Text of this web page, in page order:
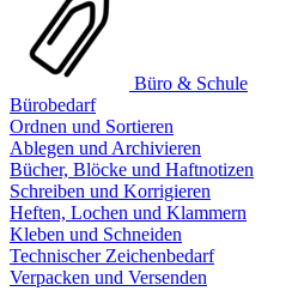
Büro & Schule
Bürobedarf
Ordnen und Sortieren
Ablegen und Archivieren
Bücher, Blöcke und Haftnotizen
Schreiben und Korrigieren
Heften, Lochen und Klammern
Kleben und Schneiden
Technischer Zeichenbedarf
Verpacken und Versenden